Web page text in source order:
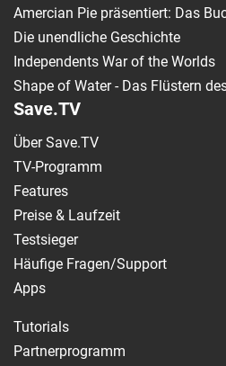
Amercian Pie präsentiert: Das
Die unendliche Geschichte
Independents War of the Worlds
Shape of Water - Das Flüstern
Save.TV
Über Save.TV
TV-Programm
Features
Preise & Laufzeit
Testsieger
Häufige Fragen/Support
Apps
Tutorials
Partnerprogramm